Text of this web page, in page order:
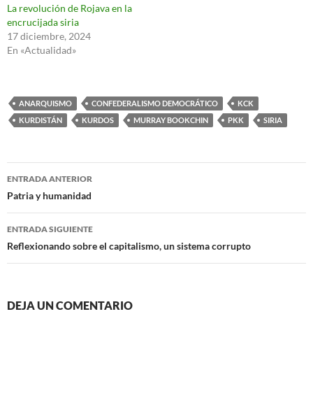
La revolución de Rojava en la
encrucijada siria
17 diciembre, 2024
En «Actualidad»
ANARQUISMO CONFEDERALISMO DEMOCRÁTICO
KCK
KURDISTÁN
KURDOS MURRAY BOOKCHIN PKK SIRIA
Navegación
de
entradas
ENTRADA ANTERIOR
Patria y humanidad
ENTRADA SIGUIENTE
Reflexionando sobre el capitalismo, un sistema corrupto
DEJA UN COMENTARIO